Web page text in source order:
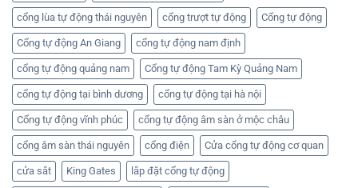
cổng lùa tự động thái nguyên cổng trượt tự động Cổng tự động
Cổng tự động An Giang cổng tự động nam định
cổng tự động quảng nam Cổng tự động Tam Kỳ Quảng Nam
cổng tự động tại bình dương cổng tự động tại hà nội
Cổng tự động vĩnh phúc cổng tự động âm sàn ở mộc châu
cổng âm sàn thái nguyên cổng điện Cửa cổng tự động cơ quan
cửa sắt King Gates lắp đặt cổng tự động